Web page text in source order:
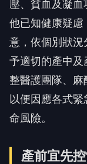
壓、貧血及凝
他已知健康疑慮
意，依個別狀
予適切的產中
整醫護團隊、麻
以便因應各式
命風險。
產前宜先